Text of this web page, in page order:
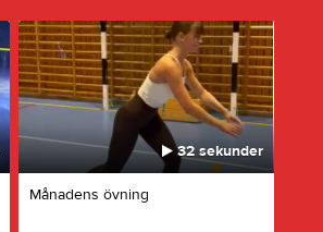
32 sekunder
Månadens övning